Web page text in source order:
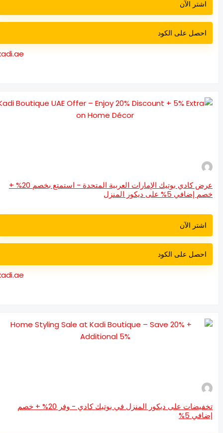
اشتر الآن
احصل على الكود
kadi.ae
عرض كادي بوتيك الإمارات العربية المتحدة - استمتع بخصم 20% +
5% على ديكور المنزل
اشتر الآن
احصل على الكود
kadi.ae
تخفيضات على ديكور المنزل في بوتيك كادي - وفر 20% + خصم
5%